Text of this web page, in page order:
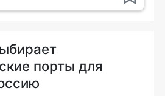
порты для